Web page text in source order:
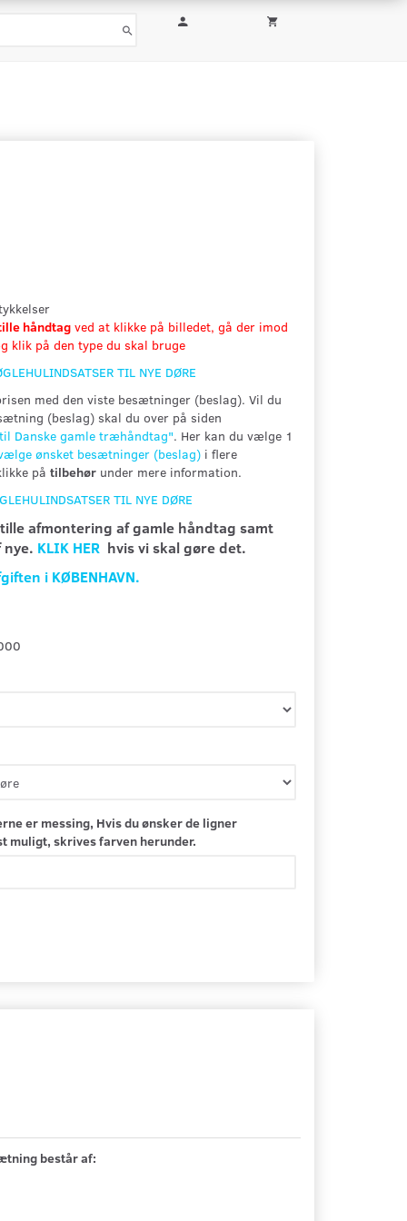
håndtag ved at klikke på billedet, gå der imod
klik på den type du skal bruge
TIL NYE DØRE
med den viste besætninger (beslag). Vil du
(beslag) skal du over på siden
Danske gamle træhåndtag". Her kan du vælge 1
ønsket besætninger (beslag) i flere
på tilbehør under mere information.
TIL NYE DØRE
afmontering af gamle håndtag samt
KLIK HER hvis vi skal gøre det.
i KØBENHAVN.
er messing, Hvis du ønsker de ligner
muligt, skrives farven herunder.
består af: